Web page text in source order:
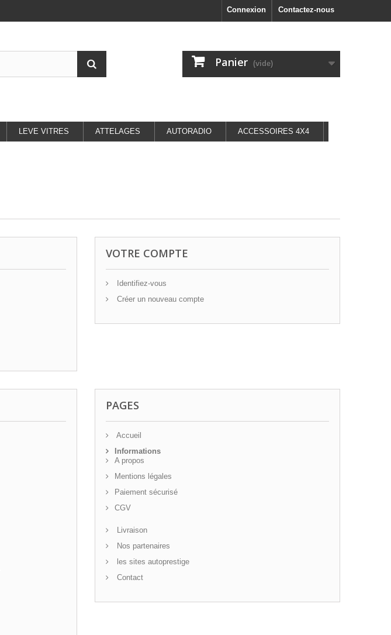
Contactez-nous
Connexion
Panier (vide)
LEVE VITRES ATTELAGES AUTORADIO ACCESSOIRES 4X4
VOTRE COMPTE
Identifiez-vous
Créer un nouveau compte
PAGES
Accueil
Informations
A propos
Mentions légales
Paiement sécurisé
CGV
Livraison
Nos partenaires
les sites autoprestige
Contact